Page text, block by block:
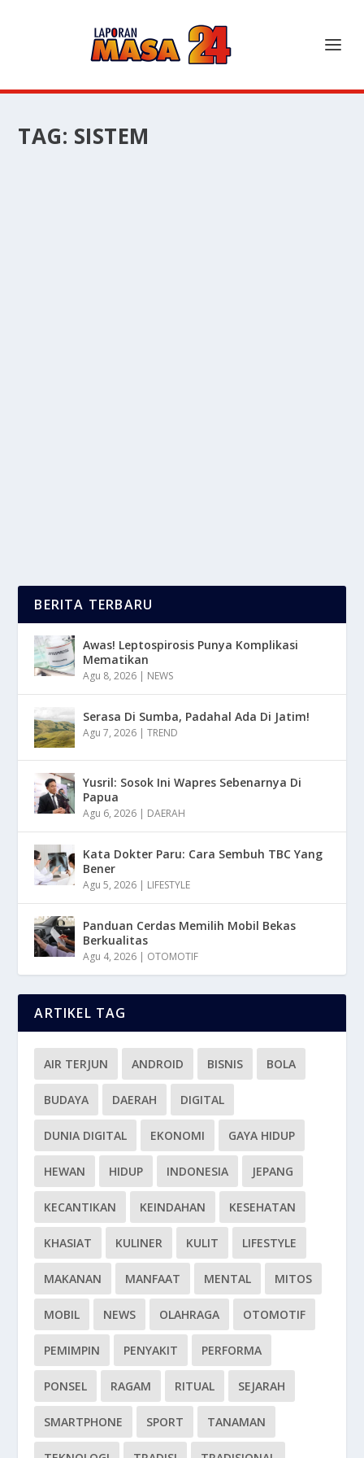
TAG: SISTEM
BERITA TERBARU
Awas! Leptospirosis Punya Komplikasi
Mematikan
Agu 8, 2026 | NEWS
Serasa Di Sumba, Padahal Ada Di Jatim!
Agu 7, 2026 |TREND
Yusril: Sosok Ini Wapres Sebenarnya Di
Papua
Agu 6, 2026 | DAERAH
Kata Dokter Paru: Cara Sembuh TBC Yang
Bener
Agu 5, 2026 | LIFESTYLE
Panduan Cerdas Memilih Mobil Bekas
Berkualitas
Agu 4, 2026 | OTOMOTIF
ARTIKEL TAG
AIR TERJUN ANDROID BISNIS BOLA
BUDAYA DAERAH DIGITAL
DUNIA DIGITAL EKONOMI GAYA HIDUP
HEWAN HIDUP INDONESIA JEPANG
KECANTIKAN KEINDAHAN KESEHATAN
KHASIAT KULINER KULIT LIFESTYLE
MAKANAN MANFAAT MENTAL MITOS
MOBIL NEWS OLAHRAGA OTOMOTIF
PEMIMPIN PENYAKIT PERFORMA
PONSEL RAGAM RITUAL SEJARAH
SMARTPHONE SPORT TANAMAN